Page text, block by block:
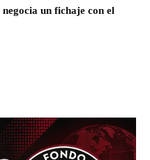
negocia un fichaje con el